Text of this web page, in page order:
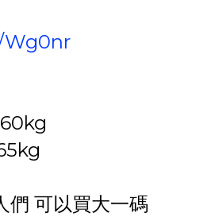
Wg0nr
們 可以買大一碼